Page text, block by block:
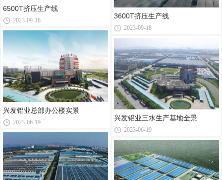
6500T挤压生产线
2023-09-18
兴发铝业总部办公楼实景
2023-06-19
3600T挤压生产线
2023-09-18
兴发铝业三水生产基地全景
2023-06-19